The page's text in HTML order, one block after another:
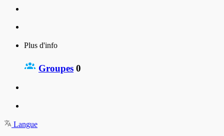
Plus d'info
Groupes 0
Langue